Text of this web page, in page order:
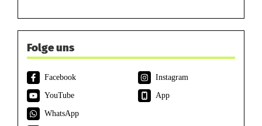
Folge uns
Facebook
Instagram
YouTube
App
WhatsApp